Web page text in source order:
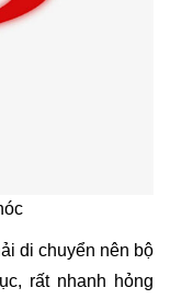
di chuyển nên bộ
rất nhanh hỏng